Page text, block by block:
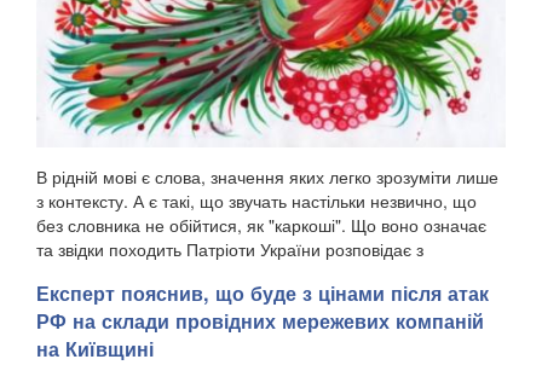
В рідній мові є слова, значення яких легко зрозуміти лише
з контексту. А є такі, що звучать настільки незвично, що
без словника не обійтися, як "каркоші". Що воно означає
та звідки походить Патріоти України розповідає з
Експерт пояснив, що буде з цінами після атак
РФ на склади провідних мережевих компаній
на Київщині